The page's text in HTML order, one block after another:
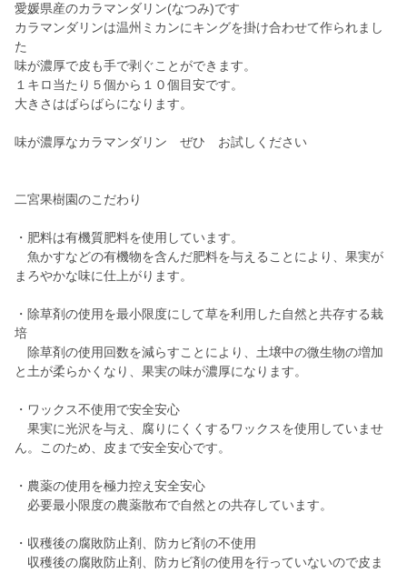
愛媛県産のカラマンダリン(なつみ)です
カラマンダリンは温州ミカンにキングを掛け合わせて作られまし
た
味が濃厚で皮も手で剥ぐことができます。
１キロ当たり５個から１０個目安です。
大きさはばらばらになります。
味が濃厚なカラマンダリン ぜひ お試しください
二宮果樹園のこだわり
・肥料は有機質肥料を使用しています。
魚かすなどの有機物を含んだ肥料を与えることにより、果実が
まろやかな味に仕上がります。
・除草剤の使用を最小限度にして草を利用した自然と共存する栽
培
除草剤の使用回数を減らすことにより、土壌中の微生物の増加
と土が柔らかくなり、果実の味が濃厚になります。
・ワックス不使用で安全安心
果実に光沢を与え、腐りにくくするワックスを使用していませ
ん。このため、皮まで安全安心です。
・農薬の使用を極力控え安全安心
必要最小限度の農薬散布で自然との共存しています。
・収穫後の腐敗防止剤、防カビ剤の不使用
収穫後の腐敗防止剤、防カビ剤の使用を行っていないので皮ま